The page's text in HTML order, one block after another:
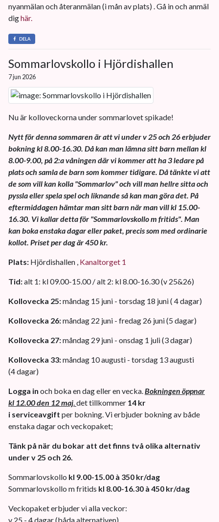
nyanmälan och återanmälan (i mån av plats) . Gå in och anmäl
dighär.
DELA
Sommarlovskollo i Hjördishallen
7 jun 2026
Nu är kolloveckorna under sommarlovet spikade!
Nytt för denna sommaren är att vi under v 25 och 26 erbjuder
bokning kl 8.00-16.30. Då kan man lämna sitt barn mellan kl
8.00-9.00, på 2:a våningen där vi kommer att ha 3 ledare på
plats och samla de barn som kommer tidigare. Då tänkte vi att
de som vill kan kolla "Sommarlov" och vill man hellre sitta och
pyssla eller spela spel och liknande så kan man göra det. På
eftermiddagen hämtar man sitt barn när man vill kl 15.00-
16.30. Vi kallar detta för "Sommarlovskollo m fritids". Man
kan boka enstaka dagar eller paket, precis som med ordinarie
kollot. Priset per dag är 450 kr.
Plats: Hjördishallen , Kanaltorget 1
Tid:alt 1: kl 09.00-15.00 / alt 2: kl 8.00-16.30 (v 25&26)
Kollovecka 25:måndag 15 juni - torsdag 18 juni ( 4 dagar)
Kollovecka 26:måndag 22 juni - fredag 26 juni (5 dagar)
Kollovecka 27:måndag 29 juni - onsdag 1 juli (3 dagar)
Kollovecka 33:måndag 10 augusti - torsdag 13 augusti
(4 dagar)
Logga in och boka en dag eller en vecka. Bokningen öppnar
kl 12.00 den 12 maj det tillkommer 14 kr
i serviceavgift per bokning. Vi erbjuder bokning av både
enstaka dagar och veckopaket;
Tänk på när du bokar att det finns två olika alternativ
under v 25 och 26.
Sommarlovskollo kl 9.00-15.00 à 350 kr/dag
Sommarlovskollo m fritids kl 8.00-16.30 à 450 kr/dag
Veckopaket erbjuder vi alla veckor:
v 25 - 4 dagar (båda alternativen)